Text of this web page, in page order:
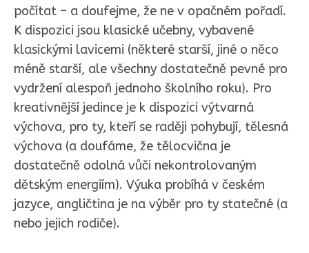
počítat – a doufejme, že ne v opačném pořadí.
K dispozici jsou klasické učebny, vybavené
klasickými lavicemi (některé starší, jiné o něco
méně starší, ale všechny dostatečně pevné pro
vydržení alespoň jednoho školního roku). Pro
kreativnější jedince je k dispozici výtvarná
výchova, pro ty, kteří se raději pohybují, tělesná
výchova (a doufáme, že tělocvična je
dostatečně odolná vůči nekontrolovaným
dětským energiím). Výuka probíhá v českém
jazyce, angličtina je na výběr pro ty statečné (a
nebo jejich rodiče).